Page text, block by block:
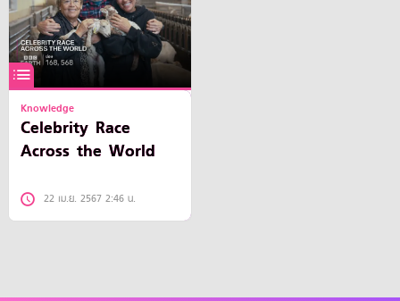
Knowledge
Celebrity Race
Across the World
22 เม.ย. 2567 2:46 น.